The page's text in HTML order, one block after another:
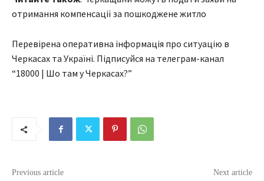
отримання компенсації за пошкоджене житло
Перевірена оперативна інформація про ситуацію в
Черкасах та Україні. Підписуйся на телеграм-канал
“18000 | Шо там у Черкасах?”
Previous article Next article